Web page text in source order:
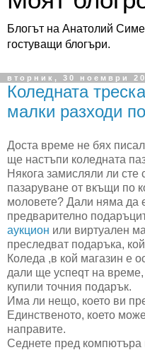
Блогът на Анатолий
гостуващи блогъри.
вторник, 30 ноември
Коледната
малки разходи
Доста време не бях
ще настъпи коледната
Някога замисляли ли сте
пазаруване от вкъщи по
моловете? Дали няма да
предварително
аукцион или виртуален
преследват подаръка,
Коледа ,в кой магазин е
дали ще успеqт на
купили точния подарък.
Има ли нещо, което ви
Единственото, което
направите.
Седнете пред